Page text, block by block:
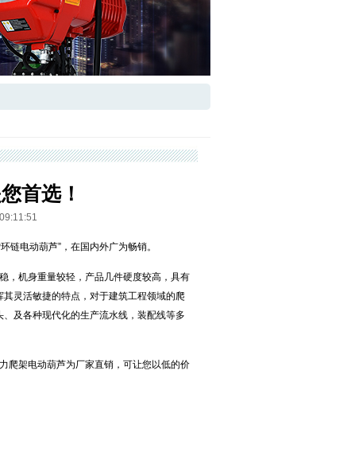
首选！
链电动葫芦”，在国内外广为畅销。
，机身重量较轻，产品几件硬度较高，具有
灵活敏捷的特点，对于建筑工程领域的爬
及各种现代化的生产流水线，装配线等多
爬架电动葫芦为厂家直销，可让您以低的价